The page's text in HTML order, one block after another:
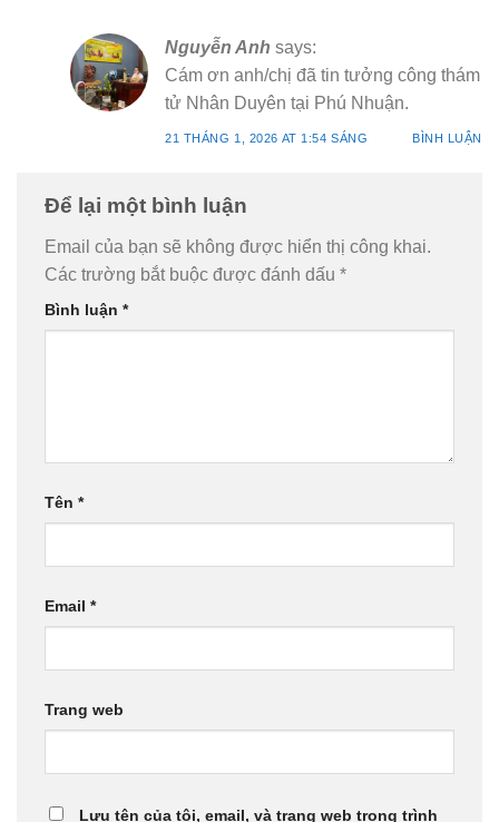
Nguyễn Anh says:
Cám ơn anh/chị đã tin tưởng công thám
tử Nhân Duyên tại Phú Nhuận.
21 THÁNG 1, 2026 AT 1:54 SÁNG BÌNH LUẬN
Để lại một bình luận
Email của bạn sẽ không được hiển thị công khai.
Các trường bắt buộc được đánh dấu *
Bình luận *
Tên *
Email *
Trang web
Lưu tên của tôi, email, và trang web trong trình